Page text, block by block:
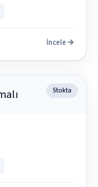
İncele
Stokta